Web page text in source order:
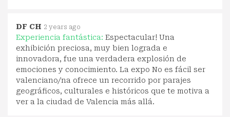
DF CH 2 years ago
Experiencia fantástica: Espectacular! Una
exhibición preciosa, muy bien lograda e
innovadora, fue una verdadera explosión de
emociones y conocimiento. La expo No es fácil ser
valenciano/na ofrece un recorrido por parajes
geográficos, culturales e históricos que te motiva a
ver a la ciudad de Valencia más allá.